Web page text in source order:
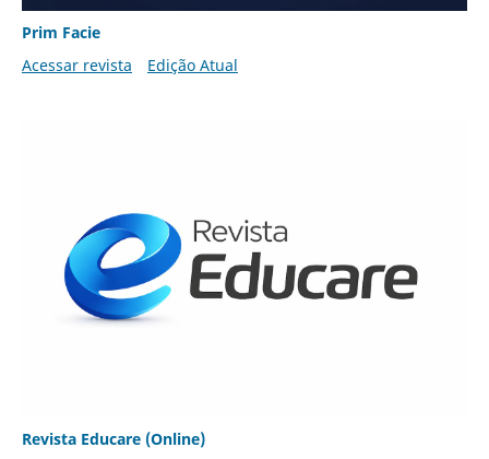
Prim Facie
Acessar revista
Edição Atual
Revista Educare (Online)